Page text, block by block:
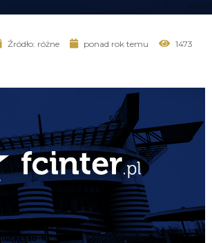
Źródło: różne ponad rok temu 1473